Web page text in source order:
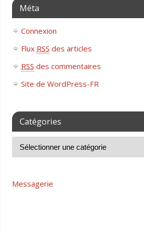
Méta
Connexion
Flux RSS des articles
RSS des commentaires
Site de WordPress-FR
Catégories
Messagerie